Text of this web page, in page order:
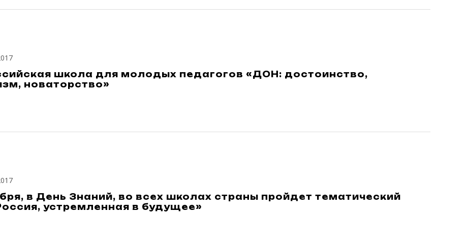
школа для молодых педагогов «ДОН: достоинство,
новаторство»
в День Знаний, во всех школах страны пройдет тематический
устремленная в будущее»